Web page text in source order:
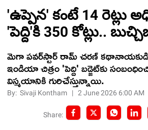
'ఉప్పెన' కంటే 14 రెట్లు
'పెద్ది'కి 350 కోట్లు..
మెగా పవర్‌స్టార్ రామ్ చరణ్
ఇండియా చిత్రం 'పెద్ది' బడ్జెట్‌కు
విస్మయానికి గురిచేస్తున్నాయి.
By:Sivaji Kontham |2 June 2026 6:00 AM
Share: